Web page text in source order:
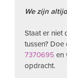
We zijn
Staat er niet
tussen? Doe
7370695 en
opdracht.